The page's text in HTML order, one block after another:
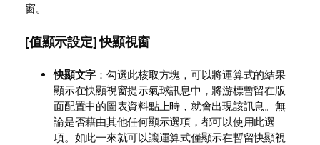
窗。
[值顯示設定] 快顯視窗
快顯文字 ：勾選此核取方塊，可以將運算式的結果
顯示在快顯視窗提示氣球訊息中，將游標暫留在版
面配置中的圖表資料點上時，就會出現該訊息。無
論是否藉由其他任何顯示選項，都可以使用此選
項。如此一來就可以讓運算式僅顯示在暫留快顯視